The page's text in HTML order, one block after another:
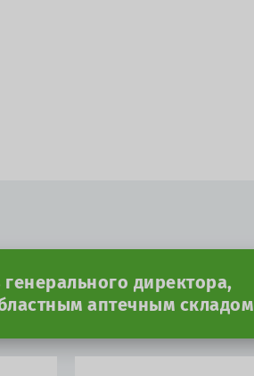
генерального директора,
аптечным складом